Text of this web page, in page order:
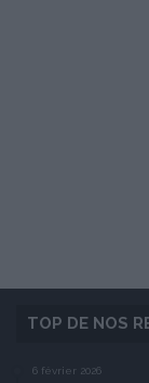
TOP DE NOS
6 février 2026